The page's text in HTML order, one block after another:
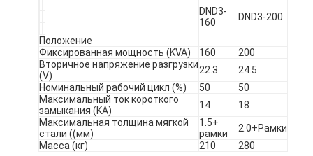
Продукция
О Компании
Наша фабрика
контроль качества
Положение
DND3-
160
DND3-200
Фиксированная мощность (KVA) 160
200
Вторичное напряжение разгрузки
(V)
22.3
24.5
Номинальный рабочий цикл (%)
50
50
Максимальный ток короткого
замыкания (KA)
14
18
Максимальная толщина мягкой
стали ((мм)
1.5+
рамки
2.0+Рамки
Масса (кг)
210 280